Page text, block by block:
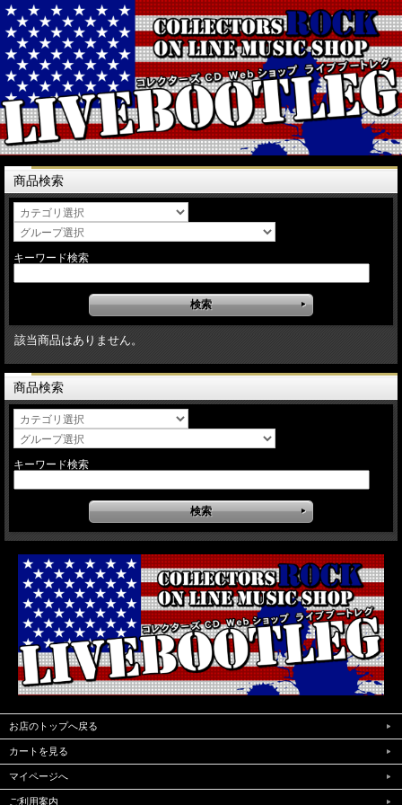
商品検索
キーワード検索
該当商品はありません。
商品検索
キーワード検索
お店のトップへ戻る
カートを見る
マイページへ
ご利用案内